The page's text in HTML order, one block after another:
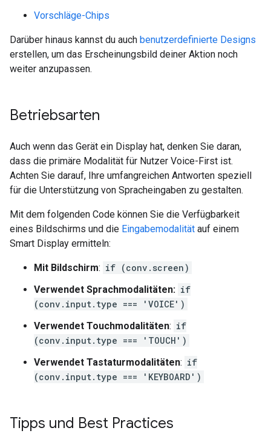
Vorschläge-Chips
Darüber hinaus kannst du auch benutzerdefinierte Designs
erstellen, um das Erscheinungsbild deiner Aktion noch
weiter anzupassen.
Betriebsarten
Auch wenn das Gerät ein Display hat, denken Sie daran,
dass die primäre Modalität für Nutzer Voice-First ist.
Achten Sie darauf, Ihre umfangreichen Antworten speziell
für die Unterstützung von Spracheingaben zu gestalten.
Mit dem folgenden Code können Sie die Verfügbarkeit
eines Bildschirms und die Eingabemodalität auf einem
Smart Display ermitteln:
Mit Bildschirm: if (conv.screen)
Verwendet Sprachmodalitäten: if
(conv.input.type === 'VOICE')
Verwendet Touchmodalitäten: if
(conv.input.type === 'TOUCH')
Verwendet Tastaturmodalitäten: if
(conv.input.type === 'KEYBOARD')
Tipps und Best Practices